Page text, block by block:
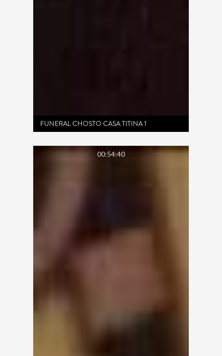
FUNERAL CHOSTO CASA TITINA 1
00:54:40